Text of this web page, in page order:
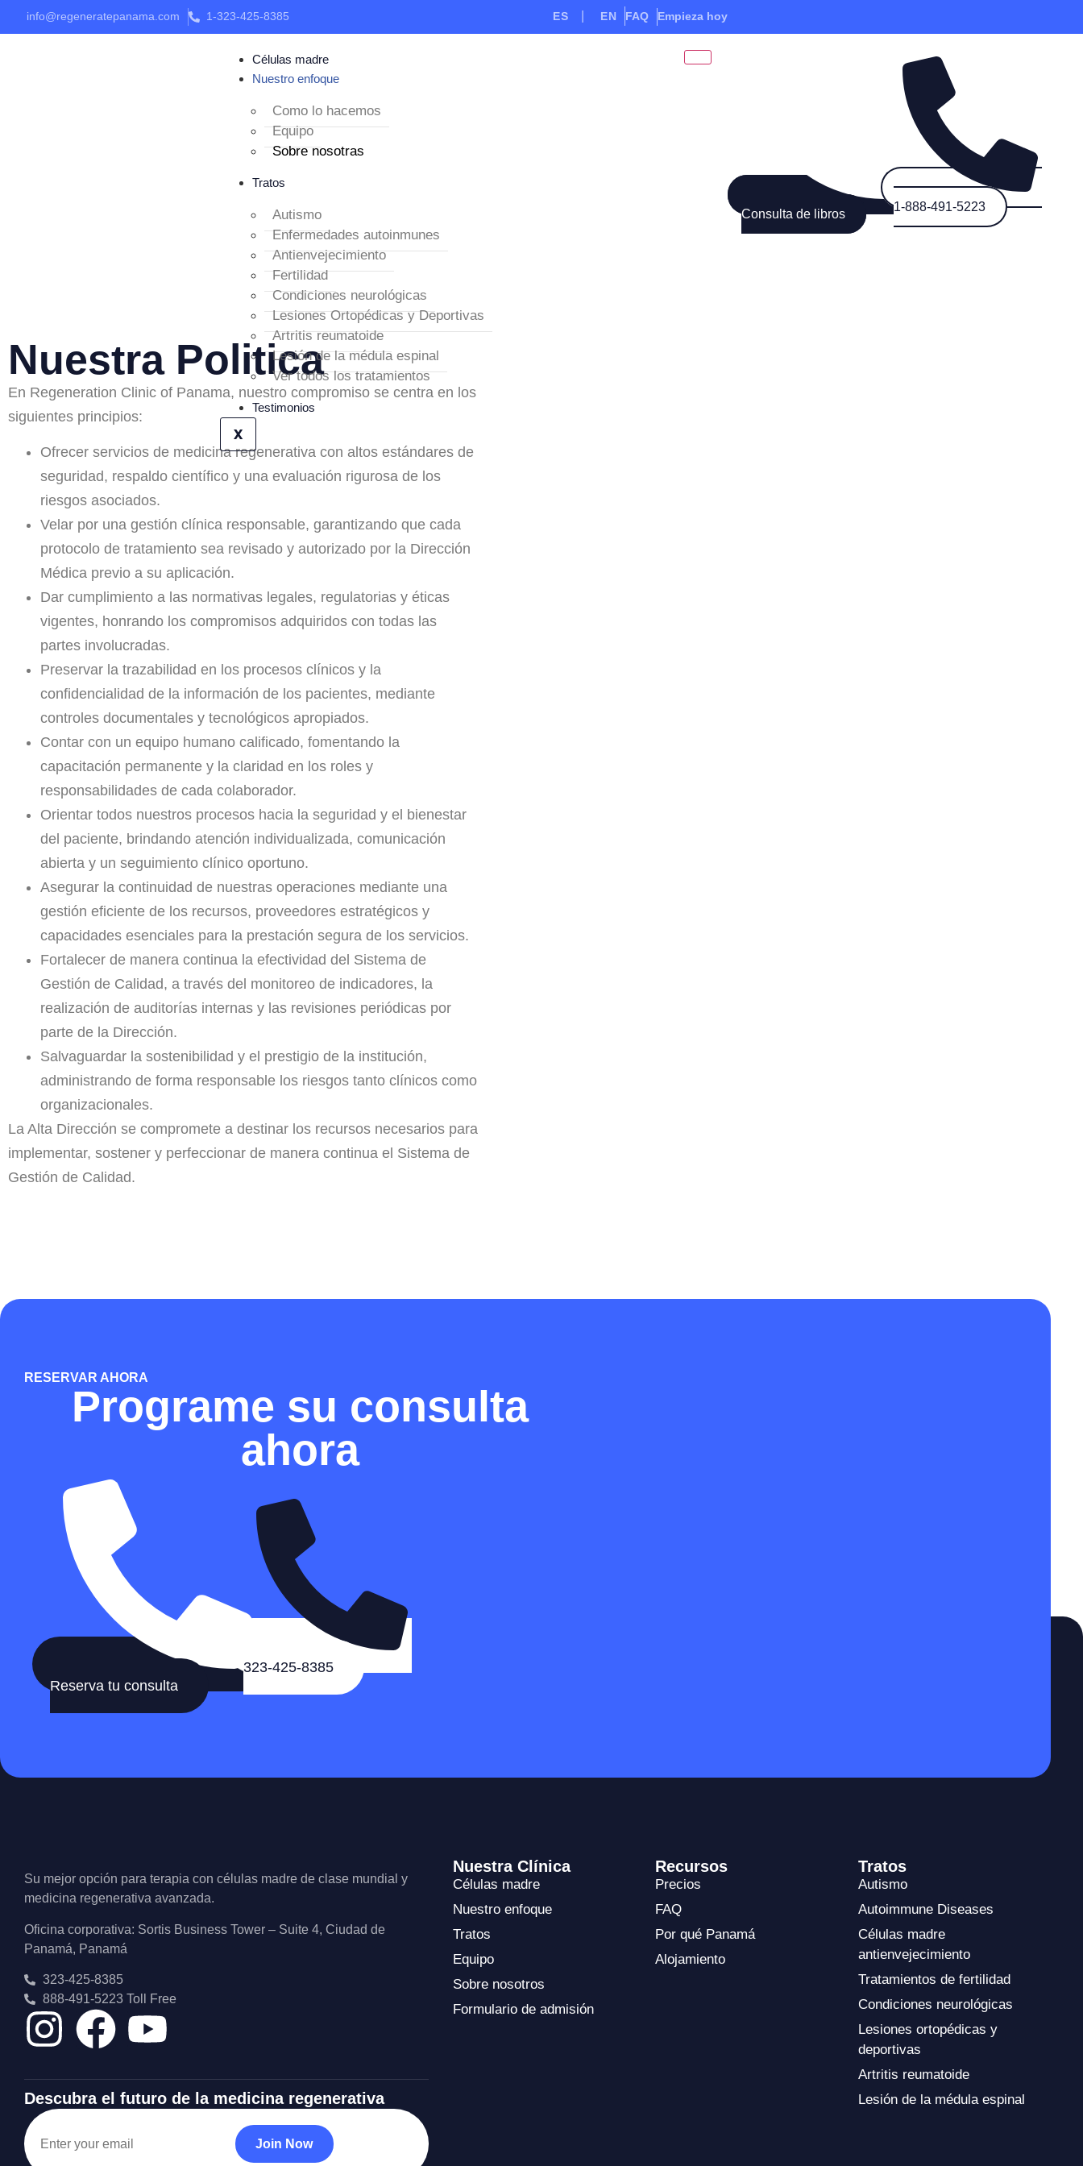
info@regeneratepanama.com 1-323-425-8385 ES EN FAQ Empieza hoy
Células madre
Nuestro enfoque
Como lo hacemos
Equipo
Sobre nosotras
Tratos
Autismo
Enfermedades autoinmunes
Antienvejecimiento
Fertilidad
Condiciones neurológicas
Lesiones Ortopédicas y Deportivas
Artritis reumatoide
Lesión de la médula espinal
Ver todos los tratamientos
Testimonios
X
Consulta de libros 1-888-491-5223
Nuestra Politica
En Regeneration Clinic of Panama, nuestro compromiso se centra en los
siguientes principios:
Ofrecer servicios de medicina regenerativa con altos estándares de
seguridad, respaldo científico y una evaluación rigurosa de los
riesgos asociados.
Velar por una gestión clínica responsable, garantizando que cada
protocolo de tratamiento sea revisado y autorizado por la Dirección
Médica previo a su aplicación.
Dar cumplimiento a las normativas legales, regulatorias y éticas
vigentes, honrando los compromisos adquiridos con todas las
partes involucradas.
Preservar la trazabilidad en los procesos clínicos y la
confidencialidad de la información de los pacientes, mediante
controles documentales y tecnológicos apropiados.
Contar con un equipo humano calificado, fomentando la
capacitación permanente y la claridad en los roles y
responsabilidades de cada colaborador.
Orientar todos nuestros procesos hacia la seguridad y el bienestar
del paciente, brindando atención individualizada, comunicación
abierta y un seguimiento clínico oportuno.
Asegurar la continuidad de nuestras operaciones mediante una
gestión eficiente de los recursos, proveedores estratégicos y
capacidades esenciales para la prestación segura de los servicios.
Fortalecer de manera continua la efectividad del Sistema de
Gestión de Calidad, a través del monitoreo de indicadores, la
realización de auditorías internas y las revisiones periódicas por
parte de la Dirección.
Salvaguardar la sostenibilidad y el prestigio de la institución,
administrando de forma responsable los riesgos tanto clínicos como
organizacionales.
La Alta Dirección se compromete a destinar los recursos necesarios para
implementar, sostener y perfeccionar de manera continua el Sistema de
Gestión de Calidad.
RESERVAR AHORA
Programe su consulta
ahora
Reserva tu consulta
323-425-8385
Su mejor opción para terapia con células madre de clase mundial y
medicina regenerativa avanzada.
Oficina corporativa: Sortis Business Tower – Suite 4, Ciudad de
Panamá, Panamá
323-425-8385
888-491-5223 Toll Free
Descubra el futuro de la medicina regenerativa
Nuestra Clínica
Células madre
Nuestro enfoque
Tratos
Equipo
Sobre nosotros
Formulario de admisión
Recursos
Precios
FAQ
Por qué Panamá
Alojamiento
Tratos
Autismo
Autoimmune Diseases
Células madre
antienvejecimiento
Tratamientos de fertilidad
Condiciones neurológicas
Lesiones ortopédicas y
deportivas
Artritis reumatoide
Lesión de la médula espinal